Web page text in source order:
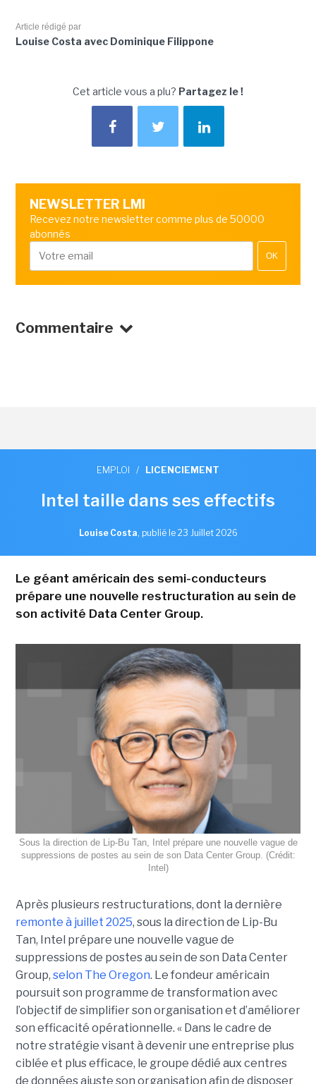
Article rédigé par
Louise Costa avec Dominique Filippone
Cet article vous a plu? Partagez le !
NEWSLETTER LMI
Recevez notre newsletter comme plus de 50000
abonnés
OK
Commentaire
EMPLOI / LICENCIEMENT
Intel taille dans ses effectifs
Louise Costa, publié le 23 Juillet 2026
Le géant américain des semi-conducteurs
prépare une nouvelle restructuration au sein de
son activité Data Center Group.
Sous la direction de Lip-Bu Tan, Intel prépare une nouvelle vague de
suppressions de postes au sein de son Data Center Group. (Crédit:
Intel)
Après plusieurs restructurations, dont la dernière
remonte à juillet 2025, sous la direction de Lip-Bu
Tan, Intel prépare une nouvelle vague de
suppressions de postes au sein de son Data Center
Group, selon The Oregon. Le fondeur américain
poursuit son programme de transformation avec
l’objectif de simplifier son organisation et d’améliorer
son efficacité opérationnelle. « Dans le cadre de
notre stratégie visant à devenir une entreprise plus
ciblée et plus efficace, le groupe dédié aux centres
de données ajuste son organisation afin de disposer